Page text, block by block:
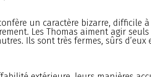
un caractère bizarre, difficile
Les Thomas aiment agir
Ils sont très fermes, sûrs d’eux